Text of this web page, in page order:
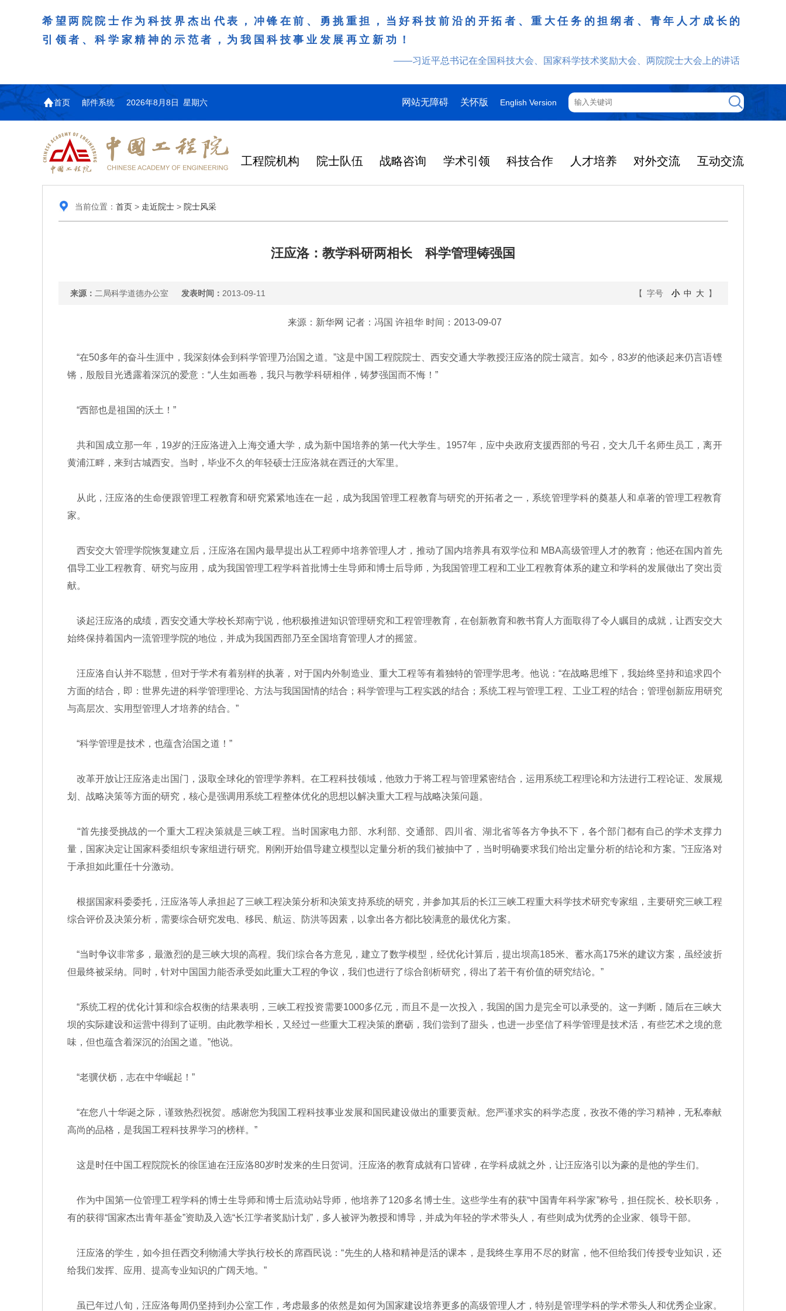
希望两院院士作为科技界杰出代表，冲锋在前、勇挑重担，当好科技前沿的开拓者、重大任务的担纲者、青年人才成长的
引领者、科学家精神的示范者，为我国科技事业发展再立新功！
——习近平总书记在全国科技大会、国家科学技术奖励大会、两院院士大会上的讲话
首页 邮件系统 2026年8月8日 星期六 网站无障碍 关怀版 English Version
工程院机构 院士队伍 战略咨询 学术引领 科技合作 人才培养 对外交流 互动交流
当前位置： 首页> 走近院士> 院士风采
汪应洛：教学科研两相长 科学管理铸强国
来源： 二局科学道德办公室 发表时间： 2013-09-11 【 字号 小 中 大】
来源：新华网 记者：冯国 许祖华 时间：2013-09-07
“在50多年的奋斗生涯中，我深刻体会到科学管理乃治国之道。”这是中国工程院院士、西安交通大学教授汪应洛的院士箴言。如今，83岁的他谈起来仍言语铿
锵，殷殷目光透露着深沉的爱意：“人生如画卷，我只与教学科研相伴，铸梦强国而不悔！”
“西部也是祖国的沃土！”
共和国成立那一年，19岁的汪应洛进入上海交通大学，成为新中国培养的第一代大学生。1957年，应中央政府支援西部的号召，交大几千名师生员工，离开
黄浦江畔，来到古城西安。当时，毕业不久的年轻硕士汪应洛就在西迁的大军里。
从此，汪应洛的生命便跟管理工程教育和研究紧紧地连在一起，成为我国管理工程教育与研究的开拓者之一，系统管理学科的奠基人和卓著的管理工程教育
家。
西安交大管理学院恢复建立后，汪应洛在国内最早提出从工程师中培养管理人才，推动了国内培养具有双学位和 MBA高级管理人才的教育；他还在国内首先
倡导工业工程教育、研究与应用，成为我国管理工程学科首批博士生导师和博士后导师，为我国管理工程和工业工程教育体系的建立和学科的发展做出了突出贡
献。
谈起汪应洛的成绩，西安交通大学校长郑南宁说，他积极推进知识管理研究和工程管理教育，在创新教育和教书育人方面取得了令人瞩目的成就，让西安交大
始终保持着国内一流管理学院的地位，并成为我国西部乃至全国培育管理人才的摇篮。
汪应洛自认并不聪慧，但对于学术有着别样的执著，对于国内外制造业、重大工程等有着独特的管理学思考。他说：“在战略思维下，我始终坚持和追求四个
方面的结合，即：世界先进的科学管理理论、方法与我国国情的结合；科学管理与工程实践的结合；系统工程与管理工程、工业工程的结合；管理创新应用研究
与高层次、实用型管理人才培养的结合。”
“科学管理是技术，也蕴含治国之道！”
改革开放让汪应洛走出国门，汲取全球化的管理学养料。在工程科技领域，他致力于将工程与管理紧密结合，运用系统工程理论和方法进行工程论证、发展规
划、战略决策等方面的研究，核心是强调用系统工程整体优化的思想以解决重大工程与战略决策问题。
“首先接受挑战的一个重大工程决策就是三峡工程。当时国家电力部、水利部、交通部、四川省、湖北省等各方争执不下，各个部门都有自己的学术支撑力
量，国家决定让国家科委组织专家组进行研究。刚刚开始倡导建立模型以定量分析的我们被抽中了，当时明确要求我们给出定量分析的结论和方案。”汪应洛对
于承担如此重任十分激动。
根据国家科委委托，汪应洛等人承担起了三峡工程决策分析和决策支持系统的研究，并参加其后的长江三峡工程重大科学技术研究专家组，主要研究三峡工程
综合评价及决策分析，需要综合研究发电、移民、航运、防洪等因素，以拿出各方都比较满意的最优化方案。
“当时争议非常多，最激烈的是三峡大坝的高程。我们综合各方意见，建立了数学模型，经优化计算后，提出坝高185米、蓄水高175米的建议方案，虽经波折
但最终被采纳。同时，针对中国国力能否承受如此重大工程的争议，我们也进行了综合剖析研究，得出了若干有价值的研究结论。”
“系统工程的优化计算和综合权衡的结果表明，三峡工程投资需要1000多亿元，而且不是一次投入，我国的国力是完全可以承受的。这一判断，随后在三峡大
坝的实际建设和运营中得到了证明。由此教学相长，又经过一些重大工程决策的磨砺，我们尝到了甜头，也进一步坚信了科学管理是技术活，有些艺术之境的意
味，但也蕴含着深沉的治国之道。”他说。
“老骥伏枥，志在中华崛起！”
“在您八十华诞之际，谨致热烈祝贺。感谢您为我国工程科技事业发展和国民建设做出的重要贡献。您严谨求实的科学态度，孜孜不倦的学习精神，无私奉献
高尚的品格，是我国工程科技界学习的榜样。”
这是时任中国工程院院长的徐匡迪在汪应洛80岁时发来的生日贺词。汪应洛的教育成就有口皆碑，在学科成就之外，让汪应洛引以为豪的是他的学生们。
作为中国第一位管理工程学科的博士生导师和博士后流动站导师，他培养了120多名博士生。这些学生有的获“中国青年科学家”称号，担任院长、校长职务，
有的获得“国家杰出青年基金”资助及入选“长江学者奖励计划”，多人被评为教授和博导，并成为年轻的学术带头人，有些则成为优秀的企业家、领导干部。
汪应洛的学生，如今担任西交利物浦大学执行校长的席酉民说：“先生的人格和精神是活的课本，是我终生享用不尽的财富，他不但给我们传授专业知识，还
给我们发挥、应用、提高专业知识的广阔天地。”
虽已年过八旬，汪应洛每周仍坚持到办公室工作，考虑最多的依然是如何为国家建设培养更多的高级管理人才，特别是管理学科的学术带头人和优秀企业家。